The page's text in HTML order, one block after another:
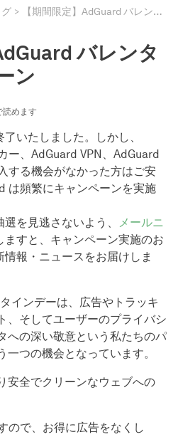
【期間限定】AdGuard バレンタインキャンペーン
バレンタ
ン
読めます
いたしました。しかし、
ー、AdGuard VPN、AdGuard
する機会がなかった方はご安
は頻繁にキャンペーンを実施
を見逃さないよう、
メールニ
ますと、キャンペーン実施のお
報・ニュースをお届けしま
インデーは、広告やトラッキ
、そしてユーザーのプライバシ
への深い敬意という私たちのパ
一つの機会となっています。
安全でクリーンなウェブへの
ので、お得に広告をなくし